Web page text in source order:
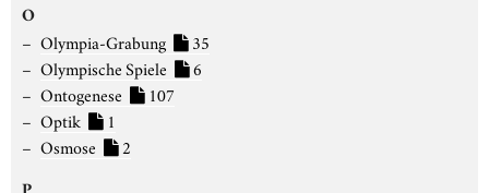
O
Olympia-Grabung
35
Olympische Spiele
6
Ontogenese
107
Optik
1
Osmose
2